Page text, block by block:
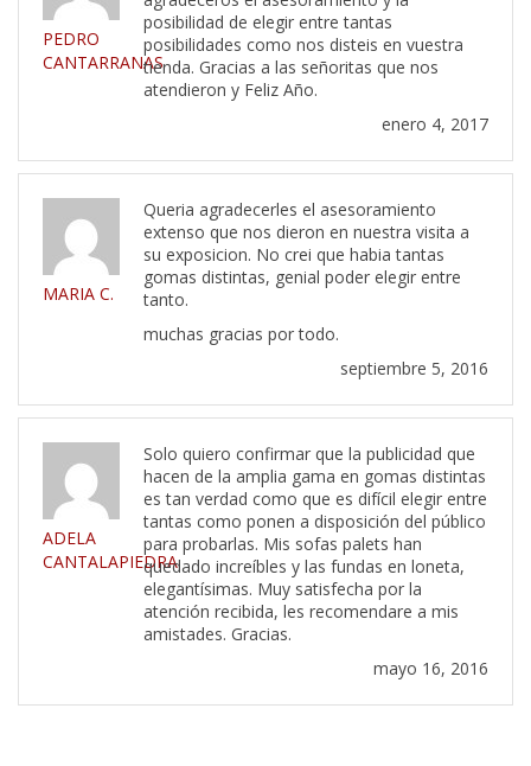
PEDRO
CANTARRANAS
posibilidad de elegir entre tantas
posibilidades como nos disteis en vuestra
tienda. Gracias a las señoritas que nos
atendieron y Feliz Año.
enero 4, 2017
MARIA C.
Queria agradecerles el asesoramiento
extenso que nos dieron en nuestra visita a
su exposicion. No crei que habia tantas
gomas distintas, genial poder elegir entre
tanto.
muchas gracias por todo.
septiembre 5, 2016
ADELA
CANTALAPIEDRA
Solo quiero confirmar que la publicidad que
hacen de la amplia gama en gomas distintas
es tan verdad como que es difícil elegir entre
tantas como ponen a disposición del público
para probarlas. Mis sofas palets han
quedado increíbles y las fundas en loneta,
elegantísimas. Muy satisfecha por la
atención recibida, les recomendare a mis
amistades. Gracias.
mayo 16, 2016